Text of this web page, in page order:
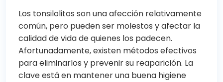
Los tonsilolitos son una afección relativamente
común, pero pueden ser molestos y afectar la
calidad de vida de quienes los padecen.
Afortunadamente, existen métodos efectivos
para eliminarlos y prevenir su reaparición. La
clave está en mantener una buena higiene